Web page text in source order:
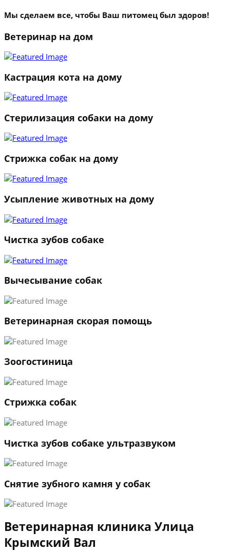
2
→
Мы сделаем все, чтобы Ваш питомец был здоров!
Ветеринар на дом
Кастрация кота на дому
Стерилизация собаки на дому
Стрижка собак на дому
Усыпление животных на дому
Чистка зубов собаке
Вычесывание собак
Ветеринарная скорая помощь
Зоогостиница
Стрижка собак
Чистка зубов собаке ультразвуком
Снятие зубного камня у собак
Ветеринарная клиника Улица
Крымский Вал